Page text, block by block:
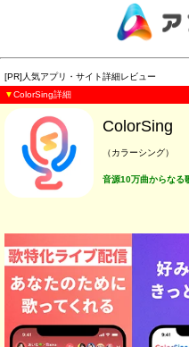
[PR]人気アプリ・サイト詳細レビュー
▼ColorSing詳細
ColorSing
（カラーシング）
音源10万曲からなる